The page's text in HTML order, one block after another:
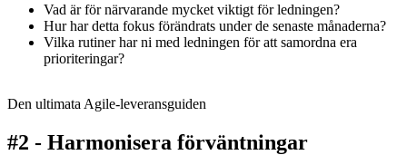
Vad är för närvarande mycket viktigt för ledningen?
Hur har detta fokus förändrats under de senaste månaderna?
Vilka rutiner har ni med ledningen för att samordna era
prioriteringar?
Den ultimata Agile-leveransguiden
#2 - Harmonisera förväntningar